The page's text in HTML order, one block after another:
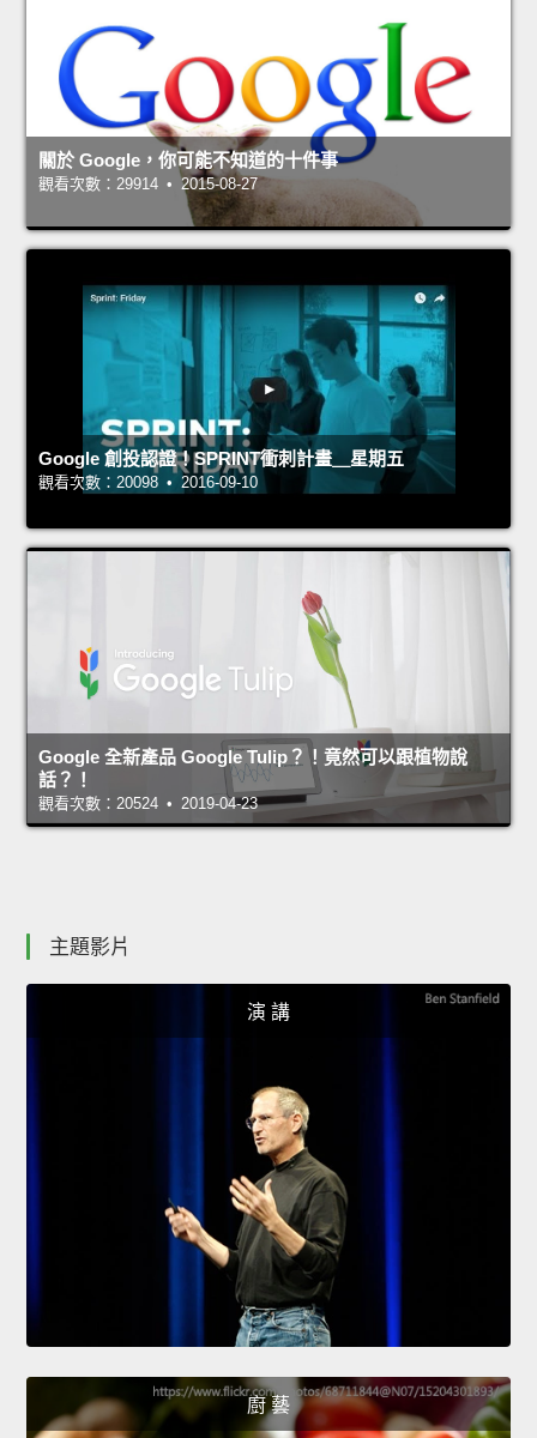
關於 Google，你可能不知道的十件事
觀看次數：29914 • 2015-08-27
Google 創投認證！SPRINT衝刺計畫＿星期五
觀看次數：20098 • 2016-09-10
Google 全新產品 Google Tulip？！竟然可以跟植物說
話？！
觀看次數：20524 • 2019-04-23
主題影片
演 講
廚 藝